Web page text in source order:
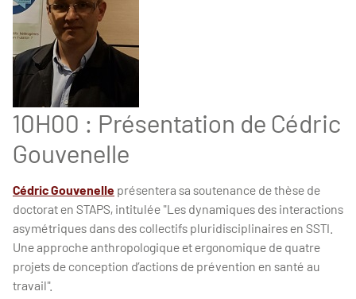
10H00 : Présentation de Cédric
Gouvenelle
Cédric Gouvenelle présentera sa soutenance de thèse de
doctorat en STAPS, intitulée "Les dynamiques des interactions
asymétriques dans des collectifs pluridisciplinaires en SSTI.
Une approche anthropologique et ergonomique de quatre
projets de conception d’actions de prévention en santé au
travail".